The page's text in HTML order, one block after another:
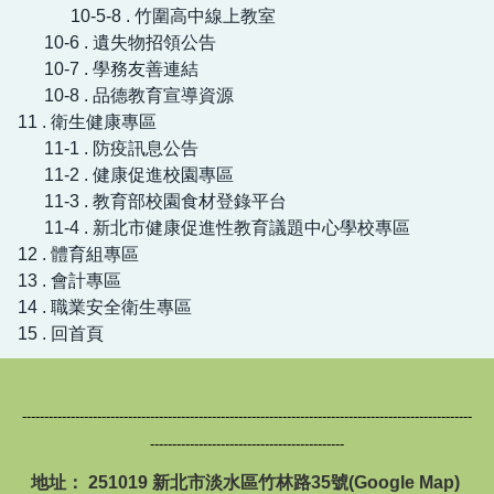
10-5-8 . 竹圍高中線上教室
10-6 . 遺失物招領公告
10-7 . 學務友善連結
10-8 . 品德教育宣導資源
11 . 衛生健康專區
11-1 . 防疫訊息公告
11-2 . 健康促進校園專區
11-3 . 教育部校園食材登錄平台
11-4 . 新北市健康促進性教育議題中心學校專區
12 . 體育組專區
13 . 會計專區
14 . 職業安全衛生專區
15 . 回首頁
------------------------------------------------------------------------------------------------------
--------------------------------------------
地址： 251019 新北市淡水區竹林路35號(Google Map)